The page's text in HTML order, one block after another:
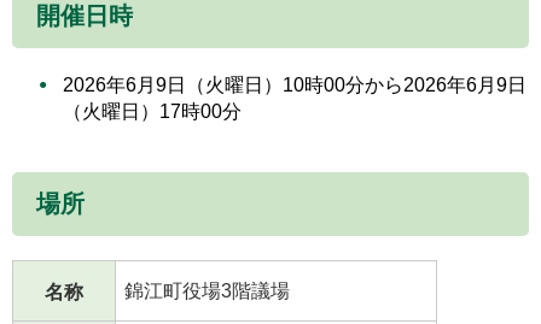
開催日時
2026年6月9日（火曜日）10時00分から2026年6月9日
（火曜日）17時00分
場所
名称 錦江町役場3階議場